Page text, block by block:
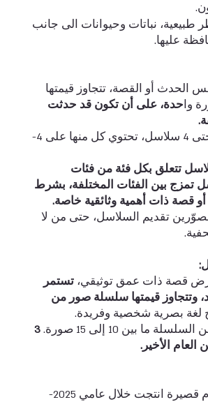
طبيعية، نباتات وحيوانات الى جانب
عليها.
الحدث أو القصة، تتجاوز قيمتها
واحدة، على أن تكون قد حدثت
ب. يمكن إرسال حتى 4 سلاسل، تحتوي كل منها على 4-
تتعلق بكل فئة من فئات
تمزج بين الفئات المختلفة، بشرط
قصة ذات أهمية وثائقية خاصة.
تقديم السلاسل، حتى من لا
قصة ذات عمق توثيقي، تستمر
وتتجاوز قيمتها سلسلة صور من
لغة بصرية شخصية وفريدة.
ما بين 10 إلى 15 صورة.
3
الأخير.
أعمال فيديو وأفلام قصيرة انتجت خلال عامي 2025-